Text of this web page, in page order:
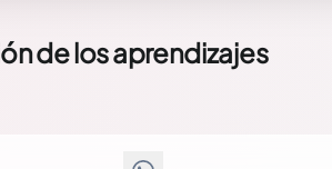
de los aprendizajes